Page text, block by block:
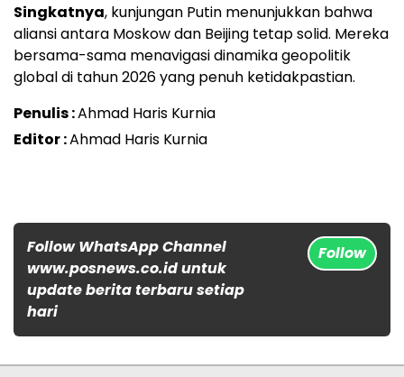
Singkatnya, kunjungan Putin menunjukkan bahwa
aliansi antara Moskow dan Beijing tetap solid. Mereka
bersama-sama menavigasi dinamika geopolitik
global di tahun 2026 yang penuh ketidakpastian.
Penulis :Ahmad Haris Kurnia
Editor :Ahmad Haris Kurnia
Follow WhatsApp Channel
www.posnews.co.id untuk
update berita terbaru setiap
hari
Follow